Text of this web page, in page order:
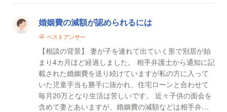
婚姻費の減額が認められるには
ベストアンサー
【相談の背景】 妻が子を連れて出ていく形で別居が始
まり4カ月ほど経過しました。 相手弁護士から通知に記
載された婚姻費を送り続けていますが私の方に入って
いた児童手当も勝手に抜かれ、住宅ローンと合わせて
毎月20万となり生活は苦しいです。 近々子供の面会を
含めて妻とあいますが、婚姻費の減額などは相手弁護